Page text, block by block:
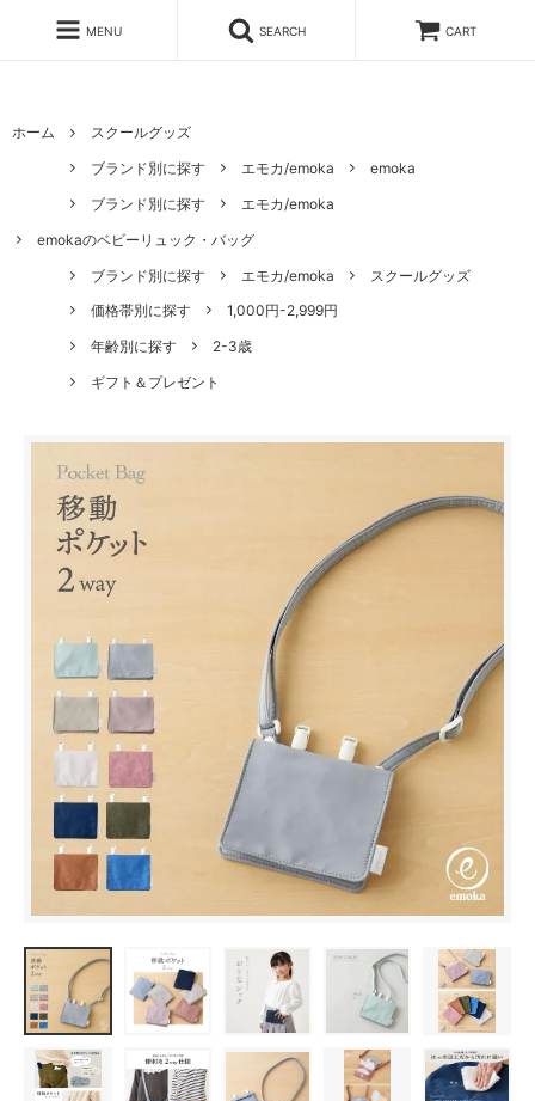
MENU SEARCH CART
ホーム
スクールグッズ
ブランド別に探す
エモカ/emoka
emoka
ブランド別に探す
エモカ/emoka
emokaのベビーリュック・バッグ
ブランド別に探す
エモカ/emoka
スクールグッズ
価格帯別に探す
1,000円-2,999円
年齢別に探す
2-3歳
ギフト＆プレゼント